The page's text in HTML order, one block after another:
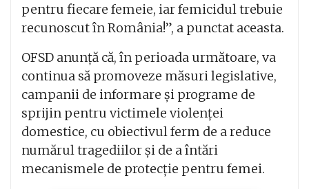
pentru fiecare femeie, iar femicidul trebuie
recunoscut în România!”, a punctat aceasta.
OFSD anunță că, în perioada următoare, va
continua să promoveze măsuri legislative,
campanii de informare și programe de
sprijin pentru victimele violenței
domestice, cu obiectivul ferm de a reduce
numărul tragediilor și de a întări
mecanismele de protecție pentru femei.